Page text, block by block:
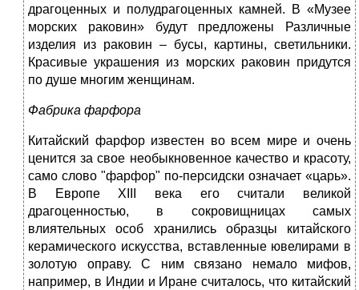
драгоценных и полудрагоценных камней. В «Музее
морских раковин» будут предложены Различные
изделия из раковин – бусы, картины, светильники.
Красивые украшения из морских раковин придутся
по душе многим женщинам.
Фабрика фарфора
Китайский фарфор известен во всем мире и очень
ценится за свое необыкновенное качество и красоту,
само слово "фарфор" по-персидски означает «царь».
В Европе XIII века его считали великой
драгоценностью, в сокровищницах самых
влиятельных особ хранились образцы китайского
керамического искусства, вставленные ювелирами в
золотую оправу. С ним связано немало мифов,
например, в Индии и Иране считалось, что китайский